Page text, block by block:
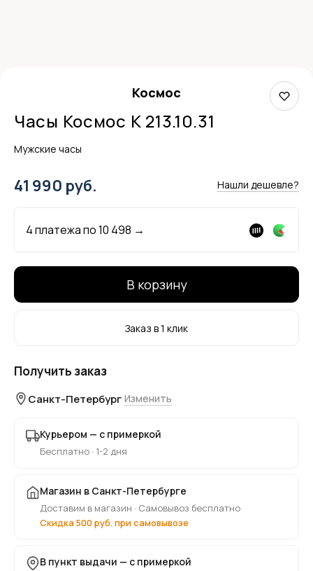
Космос
Часы Космос K 213.10.31
Мужские часы
41 990 руб. Нашли дешевле?
4 платежа по10 498 →
В корзину
Заказ в 1 клик
Получить заказ
Санкт-Петербург Изменить
Курьером — с примеркой
Бесплатно · 1-2 дня
Магазин в Санкт-Петербурге
Доставим в магазин · Самовывоз бесплатно
Скидка 500 руб. при самовывозе
В пункт выдачи — с примеркой